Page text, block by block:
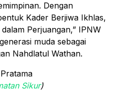
Dengan
Kader Berjiwa Ikhlas,
Perjuangan,” IPNW
muda sebagai
Nahdlatul Wathan.
Sikur)